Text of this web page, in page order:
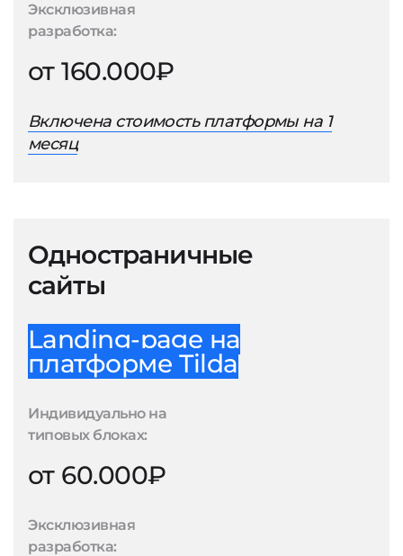
Эксклюзивная
разработка:
от 160.000₽
Включена стоимость платформы на 1
месяц
Одностраничные
сайты
Landing-page на
платформе Tilda
Индивидуально на
типовых блоках:
от 60.000₽
Эксклюзивная
разработка: